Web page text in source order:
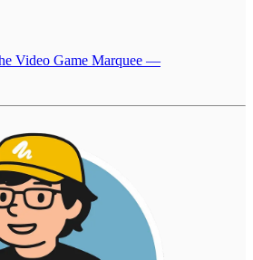
Video Game Marquee —